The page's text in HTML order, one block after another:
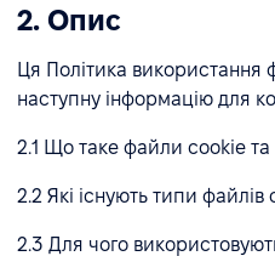
2. Опис
Ця Політика використання
наступну інформацію для
2.1 Що таке файли cookie та
2.2 Які існують типи файлів
2.3 Для чого